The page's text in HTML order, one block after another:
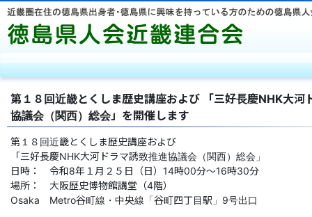
第１８回近畿とくしま歴史講座および 「三好長慶NHK大河
協議会（関西）総会」を開催します
第１８回近畿とくしま歴史講座および
「三好長慶NHK大河ドラマ誘致推進協議会（関西）総会」
日時： 令和8年１月２５日（日）14時00分～16時30分
場所： 大阪歴史博物館講堂（4階）
Osaka Metro谷町線・中央線「谷町四丁目駅」9号出口